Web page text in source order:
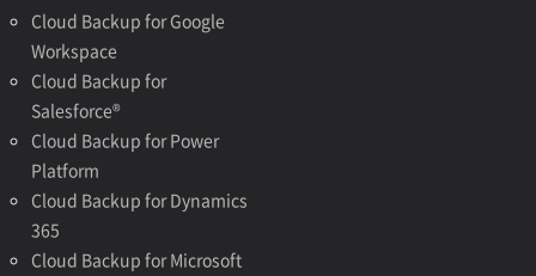
Cloud Backup for Google
Workspace
Cloud Backup for
Salesforce®
Cloud Backup for Power
Platform
Cloud Backup for Dynamics
365
Cloud Backup for Microsoft